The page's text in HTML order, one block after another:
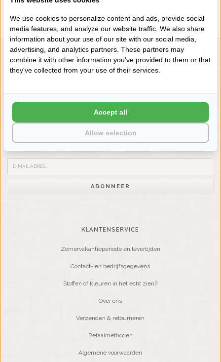
LIENSLINNENWINKEL.NL
VRAGEN? BEL DAN
Wilt u op de hoogte blijven?
Word lid van onze mailinglijst:
ABONNEER
KLANTENSERVICE
Zomervakantieperiode en levertijden
Contact- en bedrijfsgegevens
Stoffen of kleuren in het echt zien?
Over ons
Verzenden & retourneren
Betaalmethoden
Algemene voorwaarden
We use cookies to personalize content and ads, provide social
media features, and analyze our website traffic. We also share
information about your use of our site with our social media,
advertising, and analytics partners. These partners may
combine it with other information you've provided to them or that
they've collected from your use of their services.
Allow selection
Accept all